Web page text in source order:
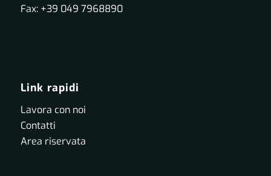
Fax: +39 049 7968890
Link rapidi
Lavora con noi
Contatti
Area riservata